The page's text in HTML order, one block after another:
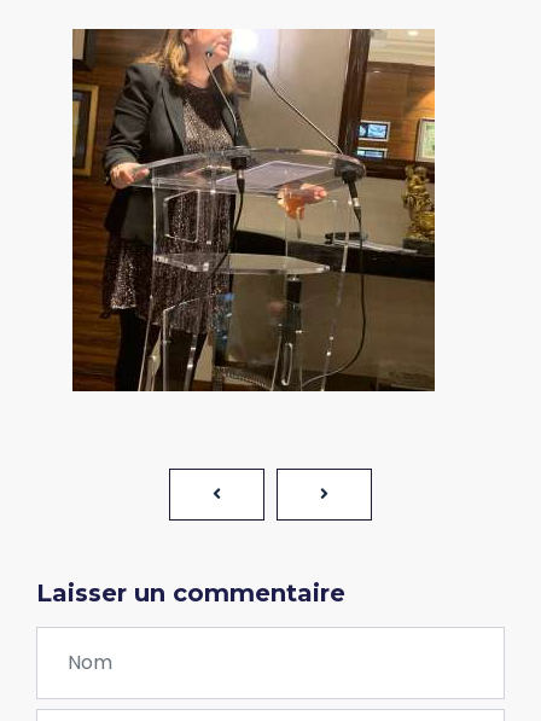
Laisser un commentaire